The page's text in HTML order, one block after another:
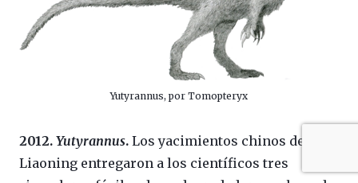
Yutyrannus, por Tomopteryx
2012. Yutyrannus. Los yacimientos chinos de
Liaoning entregaron a los científicos tres